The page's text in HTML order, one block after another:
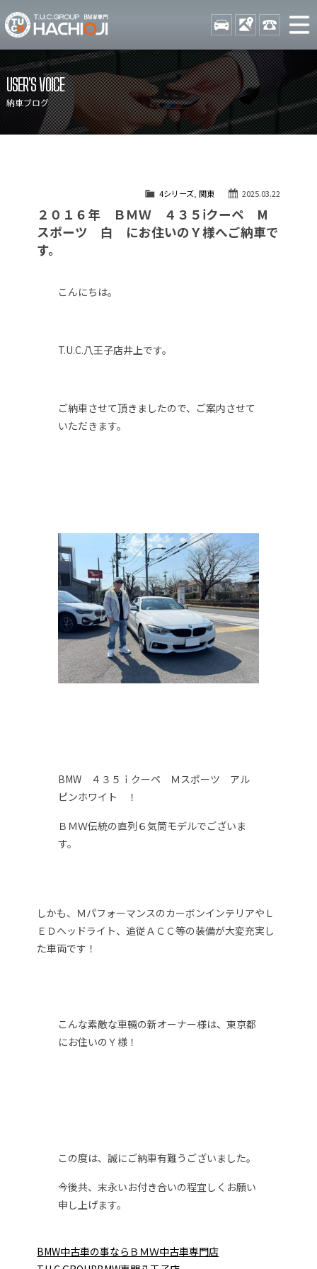
TUCグループ BMW専門 八
STOCK ACCESS 042-
ニュース
在庫リスト
目玉車両一覧
店舗紹介
保証＆サービス
アクセスマップ
自動車保険
TUCとは？
リクルート
USER'S VOICE
納車ブログ
2025.03.22
4シリーズ, 関東
２０１６年 ＢＭＷ ４３５ⅰクーペ M
スポーツ 白 にお住いのＹ様へご納車で
す。
こんにちは。
T.U.C.八王子店井上です。
ご納車させて頂きましたので、ご案内させて
いただきます。
BMW ４３５ｉクーペ Ｍスポーツ アル
ピンホワイト ！
ＢＭＷ伝統の直列６気筒モデルでございま
す。
しかも、ＭパフォーマンスのカーボンインテリアやＬ
ＥＤヘッドライト、追従ＡＣＣ等の装備が大変充実し
た車両です！
こんな素敵な車輛の新オーナー様は、東京都
にお住いのＹ様！
この度は、誠にご納車有難うございました。
今後共、末永いお付き合いの程宜しくお願い
申し上げます。
BMW中古車の事ならＢＭＷ中古車専門店